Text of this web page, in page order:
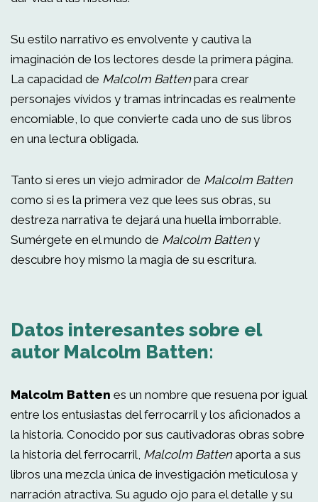
Su estilo narrativo es envolvente y cautiva la
imaginación de los lectores desde la primera página.
La capacidad de Malcolm Battenpara crear
personajes vívidos y tramas intrincadas es realmente
encomiable, lo que convierte cada uno de sus libros
en una lectura obligada.
Tanto si eres un viejo admirador de Malcolm Batten
como si es la primera vez que lees sus obras, su
destreza narrativa te dejará una huella imborrable.
Sumérgete en el mundo de Malcolm Batteny
descubre hoy mismo la magia de su escritura.
Datos interesantes sobre el
autor Malcolm Batten:
Malcolm Batten es un nombre que resuena por igual
entre los entusiastas del ferrocarril y los aficionados a
la historia. Conocido por sus cautivadoras obras sobre
la historia del ferrocarril, Malcolm Battenaporta a sus
libros una mezcla única de investigación meticulosa y
narración atractiva. Su agudo ojo para el detalle y su